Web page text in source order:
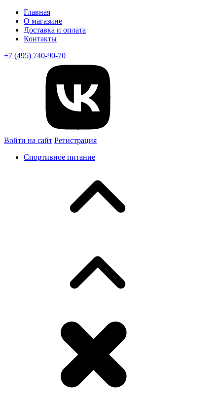
Главная
О магазине
Доставка и оплата
Контакты
+7 (495) 740-90-70
Войти на сайт Регистрация
Спортивное питание